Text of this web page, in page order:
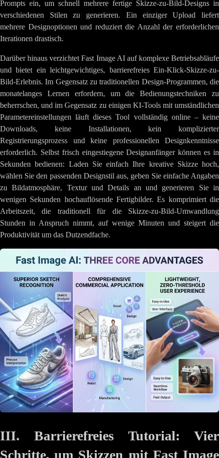
Prompts ein, um schnell mehrere fertige Skizze-zu-Bild-Designs in
verschiedenen Stilen zu generieren. Ein einziger Upload liefert
mehrere Designoptionen und reduziert die Anzahl der erforderlichen
Iterationen drastisch.
Darüber hinaus verzichtet Fast Image AI auf komplexe Betriebsabläufe
und bietet ein leichtgewichtiges, barrierefreies Ein-Klick-Skizze-zu-
Bild-Erlebnis. Im Gegensatz zu traditionellen Design-Programmen, die
monatelanges Lernen erfordern, um die Bedienungstechniken zu
beherrschen, und im Gegensatz zu einigen KI-Tools mit umständlichen
Parametereinstellungen läuft dieses Tool vollständig online – keine
Downloads, keine Installationen, kein komplizierter
Registrierungsprozess und keine professionellen Designkenntnisse
erforderlich. Selbst frisch eingestiegene Designanfänger können es in
Sekunden bedienen: Laden Sie einfach Ihre kreative Skizze hoch,
wählen Sie den passenden Designstil aus, geben Sie einfache Angaben
zu Bildatmosphäre, Textur und Details an und generieren Sie in
wenigen Sekunden hochauflösende Fertigbilder. Es komprimiert die
Arbeitszeit, die traditionell für die Skizze-zu-Bild-Umwandlung
Stunden in Anspruch nimmt, auf wenige Minuten und steigert die
Produktivität um das Dutzendfache.
III. Barrierefreies Tutorial: Vier